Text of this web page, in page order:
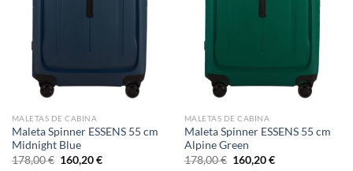
MALETAS DE CABINA
Maleta Spinner ESSENS 55 cm
Midnight Blue
178,00€ El
160,20€El
MALETAS DE CABINA
Maleta Spinner ESSENS 55 cm
Alpine Green
178,00€ El
160,20€El